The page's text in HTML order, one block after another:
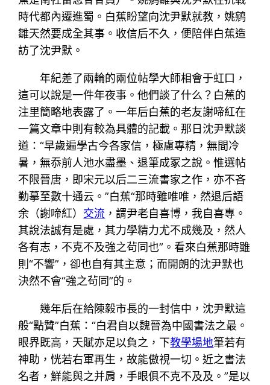
時代都內遷進蜀。白蕉盼望向沈尹默就教，姚鹓
雛天然要成全其事。收信后不久，便陪伴白蕉造
訪了沈尹默。
年紀差了兩輪的兩位帖學大師相會于虹口，
這可以說是一件年夜事。他們談了什么？白蕉的
注里簡略地表露了。一年后白蕉的老友謝啼紅在
一篇文章中則有較為具體的記載。那日沈尹默談
道：“早歲遍學古今各家信，極慮專精，無間冷
暑，無忝前人池水盡墨、退筆成冢之說。惟選帖
不限晉唐，即宋元以后二三流書家之作，亦不吝
勤摹至數十通云。”白蕉“那時雖唯唯，然退后語
余（謝啼紅） 交流 ，謂尹老自喜博，我自喜專。
其說法誠有是處，其力學精力尤不成幾及，然人
各有志，不克不及強之茍同也”。看來白蕉那時雖
則“不響”，卻也自有其主意；而開朗的沈尹默也
決然不會“強之茍同”的。
幾年后在給陳毅市長的一封信中，沈尹默這
般“點贊”白蕉：“白君自以魏晉為中國書法之最。
眼界既高，天賦亦足以負之，下教學場地筆若有
神助，恍若右軍再生，故能傲視一切。近之書法
名者，鮮能與之并肩，手眼俱不克不及及。”是以